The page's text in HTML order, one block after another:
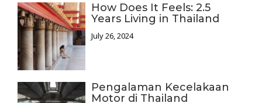
How Does It Feels: 2.5
Years Living in Thailand
July 26, 2024
Pengalaman Kecelakaan
Motor di Thailand